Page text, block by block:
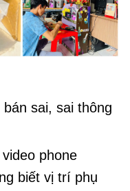
sai, sai thông
phone
biết vị trí phụ